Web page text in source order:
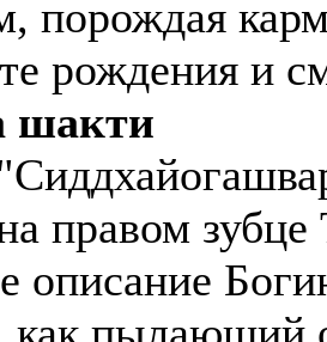
порождая
рождения и
шакти
правом
описание